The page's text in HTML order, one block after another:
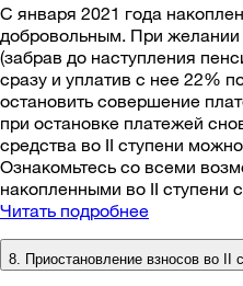
С января 2021 года
добровольным. При желании
(забрав до наступления
сразу и уплатив с нее 22%
остановить совершение
при остановке платежей
средства во II ступени
Ознакомьтесь со всеми
накопленными во II ступени
Читать подробнее
8. Приостановление взносов во II